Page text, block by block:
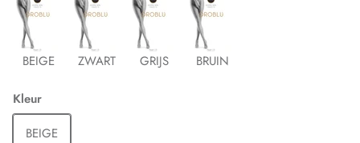
BEIGE ZWART GRIJS BRUIN
Kleur
BEIGE